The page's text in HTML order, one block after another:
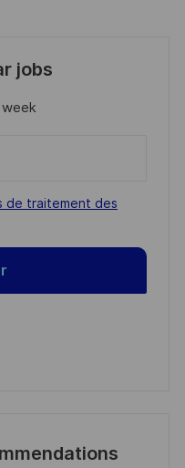
jobs
de traitement des